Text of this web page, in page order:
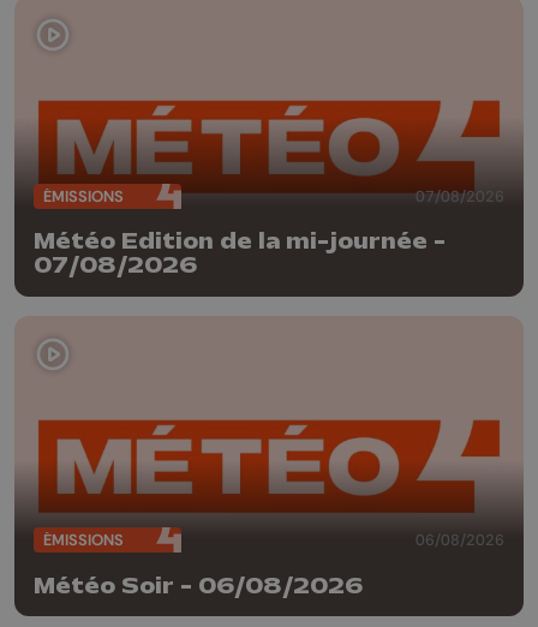
ÉMISSIONS 07/08/2026
Météo Edition de la mi-journée -
07/08/2026
ÉMISSIONS 06/08/2026
Météo Soir - 06/08/2026